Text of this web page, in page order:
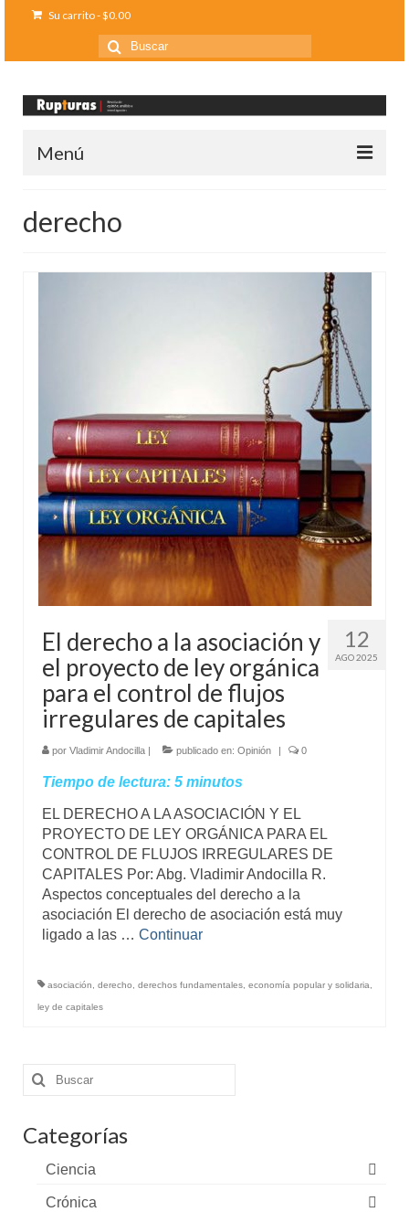
Su carrito-$0.00
Buscar
por:
Menú
Contáctanos
Mundo
Aula Virtual
derecho
12
AGO 2025
El derecho a la asociación y
el proyecto de ley orgánica
para el control de flujos
irregulares de capitales
por Vladimir Andocilla | publicado en: Opinión | 0
Tiempo de lectura: 5 minutos
EL DERECHO A LA ASOCIACIÓN Y EL
PROYECTO DE LEY ORGÁNICA PARA EL
CONTROL DE FLUJOS IRREGULARES DE
CAPITALES Por: Abg. Vladimir Andocilla R.
Aspectos conceptuales del derecho a la
asociación El derecho de asociación está muy
ligado a las … Continuar
asociación derecho derechos fundamentales economía popular y solidaria
ley de capitales
Buscar
por:
Categorías
Ciencia
Crónica